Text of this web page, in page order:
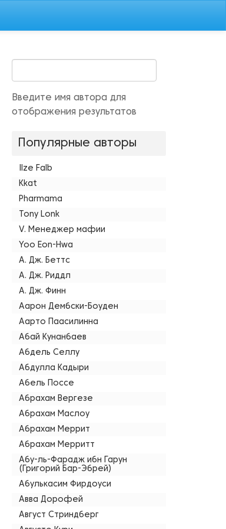
Введите имя автора для
отображения результатов
Популярные авторы
Ilze Falb
Kkat
Pharmama
Tony Lonk
V. Менеджер мафии
Yoo Eon-Hwa
А. Дж. Беттс
А. Дж. Риддл
А. Дж. Финн
Аарон Дембски-Боуден
Аарто Паасилинна
Абай Кунанбаев
Абдель Селлу
Абдулла Кадыри
Абель Поссе
Абрахам Вергезе
Абрахам Маслоу
Абрахам Меррит
Абрахам Мерритт
Абу-ль-Фарадж ибн Гарун
(Григорий Бар-Эбрей)
Абулькасим Фирдоуси
Авва Дорофей
Август Стриндберг